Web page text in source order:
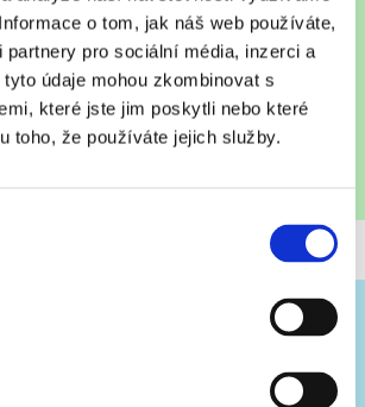
o tom, jak náš web používáte,
pro sociální média, inzerci a
údaje mohou zkombinovat s
které jste jim poskytli nebo které
toho, že používáte jejich služby.
z nich váží asi 10 kilogramů.Naše
dostala nový tvar.Bochníky necháme pár
Mají před sebou ještě dlouhou cestu.